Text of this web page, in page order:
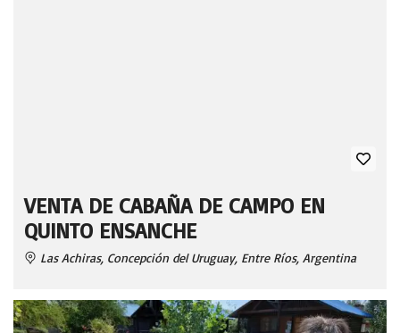
VENTA DE CABAÑA DE CAMPO EN
QUINTO ENSANCHE
Las Achiras, Concepción del Uruguay, Entre Ríos, Argentina